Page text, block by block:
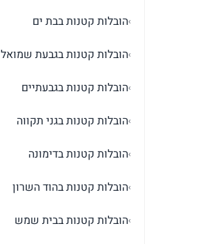
›הובלות קטנות בבת ים
›הובלות קטנות בגבעת שמואל
›הובלות קטנות בגבעתיים
›הובלות קטנות בגני תקווה
›הובלות קטנות בדימונה
›הובלות קטנות בהוד השרון
›הובלות קטנות בבית שמש